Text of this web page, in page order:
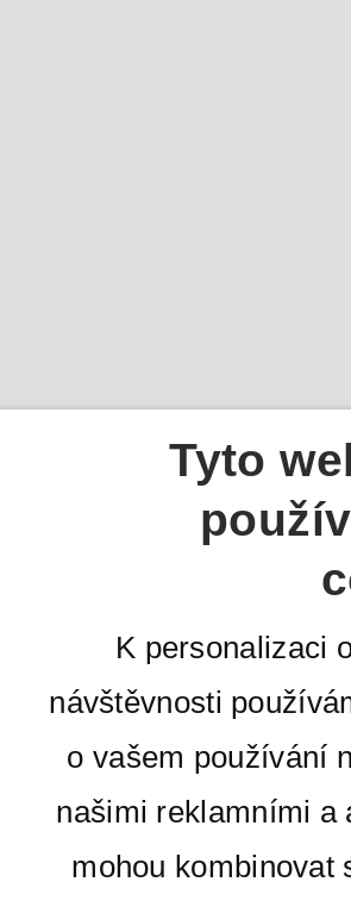
Tyto
K personalizaci
návštěvnosti
o vašem používání
našimi reklamními a
mohou kombinovat